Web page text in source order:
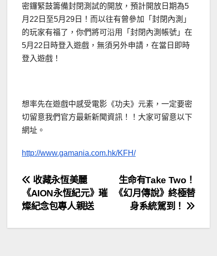
密鑼緊鼓籌備封閉測試的開放，預計開放日期為5
月22日至5月29日！而以往有曾參加「封閉內測」
的玩家有福了，你們將可沿用「封閉內測帳號」在
5月22日時登入遊戲，無須另外申請，在當日即時
登入遊戲！
想率先在遊戲中感受電影《功夫》元素，一定要密
切留意我們官方最新新聞資訊！！大家可留意以下
網址。
http://www.gamania.com.hk/KFH/
文
章
導
生命有Take Two！
《幻月傳說》終極替
身系統駕到！
收藏永恆美麗
《AION永恆紀元》璀
燦紀念包專人親送